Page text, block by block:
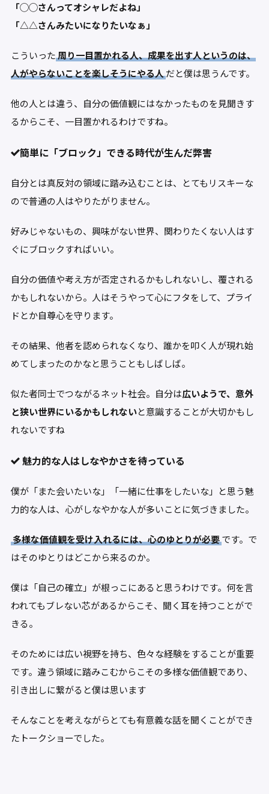
「◯◯さんってオシャレだよね」
「△△さんみたいになりたいなぁ」
こういった周り一目置かれる人、成果を出す人というのは、
人がやらないことを楽しそうにやる人だと僕は思うんです。
他の人とは違う、自分の価値観にはなかったものを見聞きす
るからこそ、一目置かれるわけですね。
簡単に「ブロック」できる時代が生んだ弊害
自分とは真反対の領域に踏み込むことは、とてもリスキーな
ので普通の人はやりたがりません。
好みじゃないもの、興味がない世界、関わりたくない人はす
ぐにブロックすればいい。
自分の価値や考え方が否定されるかもしれないし、覆される
かもしれないから。人はそうやって心にフタをして、プライ
ドとか自尊心を守ります。
その結果、他者を認められなくなり、誰かを叩く人が現れ始
めてしまったのかなと思うこともしばしば。
似た者同士でつながるネット社会。自分は広いようで、意外
と狭い世界にいるかもしれないと意識することが大切かもし
れないですね
魅力的な人はしなやかさを待っている
僕が「また会いたいな」「一緒に仕事をしたいな」と思う魅
力的な人は、心がしなやかな人が多いことに気づきました。
多様な価値観を受け入れるには、心のゆとりが必要です。で
はそのゆとりはどこから来るのか。
僕は「自己の確立」が根っこにあると思うわけです。何を言
われてもブレない芯があるからこそ、聞く耳を持つことがで
きる。
そのためには広い視野を持ち、色々な経験をすることが重要
です。違う領域に踏みこむからこその多様な価値観であり、
引き出しに繋がると僕は思います
そんなことを考えながらとても有意義な話を聞くことができ
たトークショーでした。